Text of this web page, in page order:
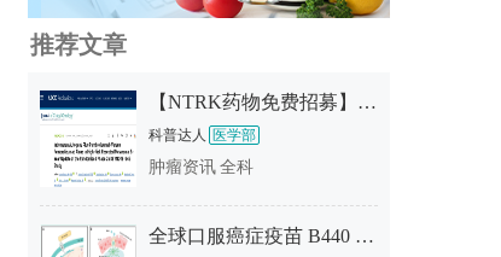
推荐文章
【NTRK药物免费招募】新一代靶向药TL118终于启动临床！现正招募实体瘤/中枢神经系统肿瘤患者！
科普达人 医学部
肿瘤资讯 全科
全球口服癌症疫苗 B440 挺进 Ⅱ 期——无针头、可居家、能把"免疫针耐药"的